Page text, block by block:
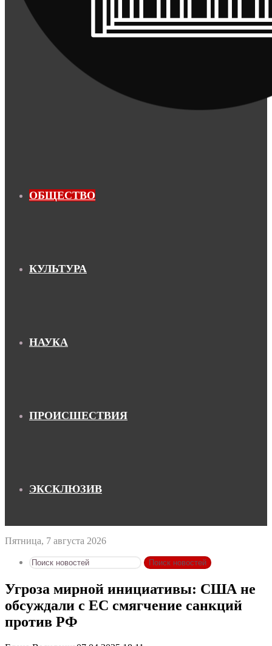
ОБЩЕСТВО
КУЛЬТУРА
НАУКА
ПРОИСШЕСТВИЯ
ЭКСКЛЮЗИВ
Пятница, 7 августа 2026
Поиск новостей
Угроза мирной инициативы: США не
обсуждали с ЕС смягчение санкций
против РФ